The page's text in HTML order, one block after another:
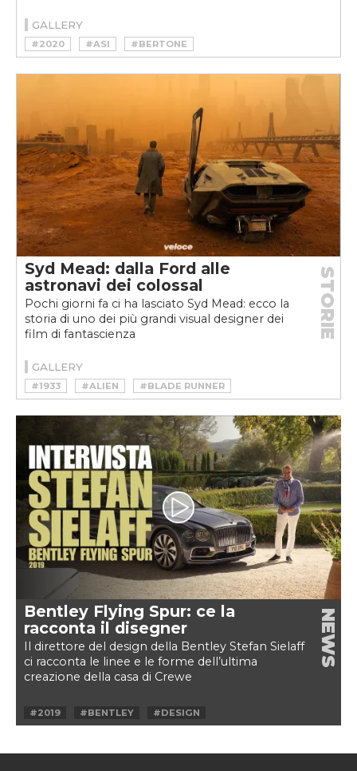
GALLERY
#2020 #ASI
#BERTONE
#BMW PICKSTER
#CHEVROLET RAMARRO
#CITRÖEN CAMARGUE
#CONCEPT
#FERRARI RAINBOW
#LAMBORGHINI GENESIS
#OPEL FILO
#PROTOTIPO
#RETROMOBILE
#SUZUKI GO
#VOLVO TUNDRA
Syd Mead: dalla Ford alle
astronavi dei colossal
Pochi giorni fa ci ha lasciato Syd Mead: ecco la
storia di uno dei più grandi visual designer dei
film di fantascienza
STORIE
GALLERY
#1933 #ALIEN
#BLADE RUNNER
#DESIGNER
#FORD
#GUERRE STELLARI
#ILLUSTRATORE
#MISSION IMPOSSIBLE
#SOLAR CRISIS
#STAR TRECK
#STAR WARS
#SYD MEAD
#TIMECOP
#TOMORROWLAND
Bentley Flying Spur: ce la
racconta il disegner
Il direttore del design della Bentley Stefan Sielaff
ci racconta le linee e le forme dell’ultima
creazione della casa di Crewe
NEWS
#2019 #BENTLEY
#DESIGN
#DESIGNER
#FLYING SPUR